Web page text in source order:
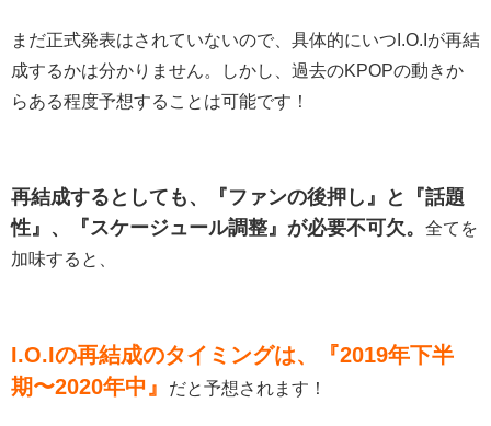
まだ正式発表はされていないので、具体的にいつI.O.Iが再結
成するかは分かりません。しかし、過去のKPOPの動きか
らある程度予想することは可能です！
再結成するとしても、『ファンの後押し』と『話題
性』、『スケージュール調整』が必要不可欠。 全てを
加味すると、
I.O.Iの再結成のタイミングは、『2019年下半
期〜2020年中』
だと予想されます！